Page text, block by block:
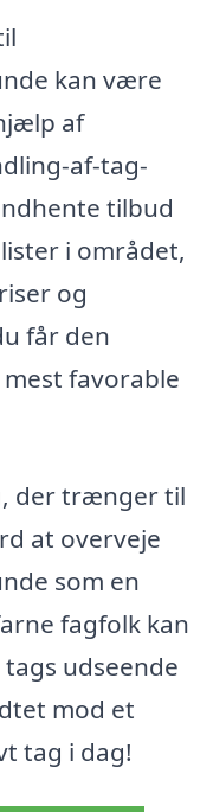
kan være
af
af-tag-
tilbud
i området,
og
får den
favorable
der trænger til
at overveje
som en
fagfolk kan
udseende
mod et
tag i dag!